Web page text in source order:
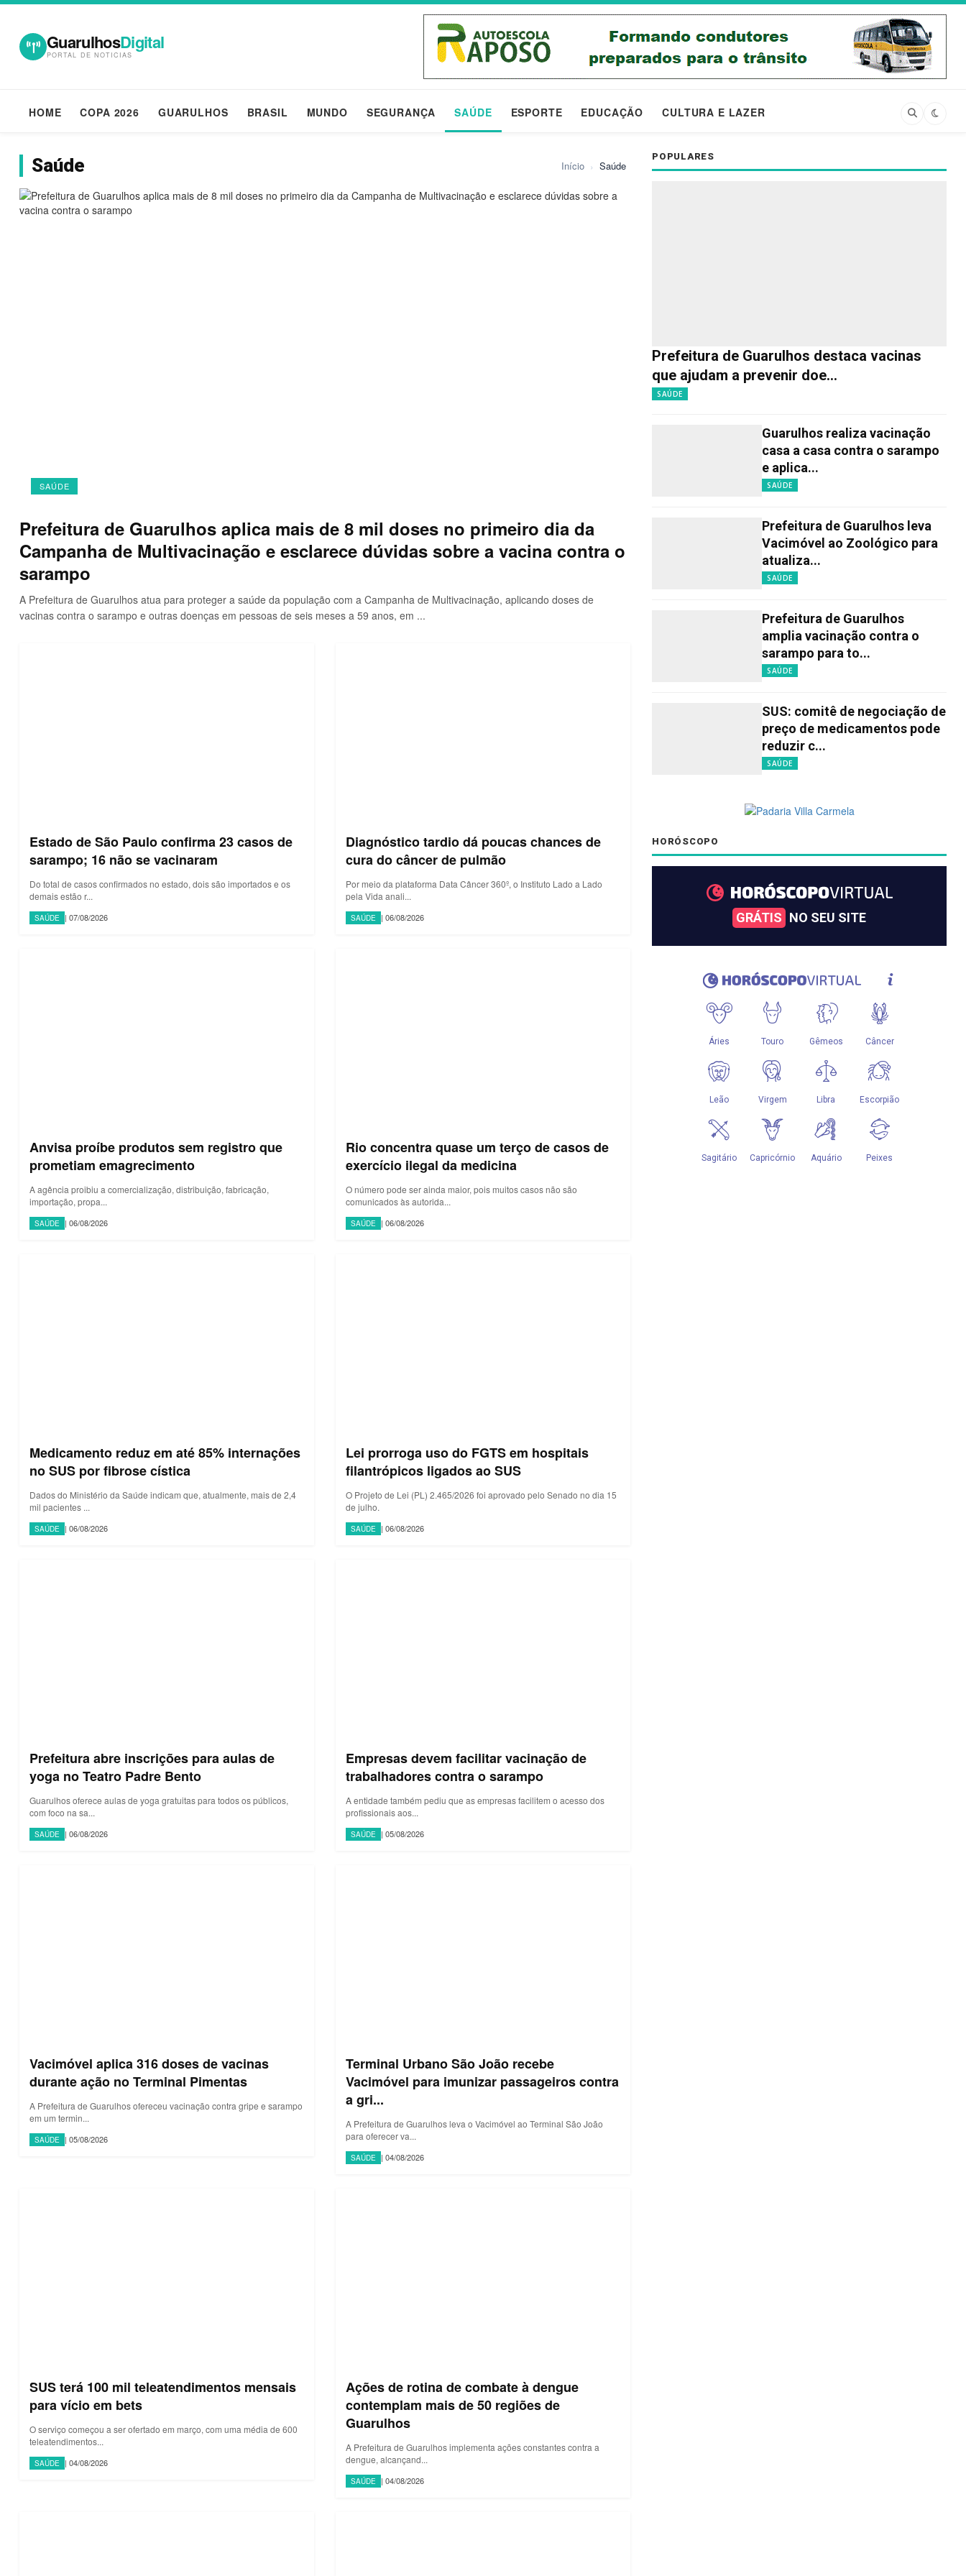
GuarulhosDigital
PORTAL DE NOTICIAS
HOME COPA 2026 GUARULHOS BRASIL MUNDO SEGURANÇA SAÚDE ESPORTE EDUCAÇÃO CULTURA E LAZER
Saúde Início › Saúde
SAÚDE
Prefeitura de Guarulhos aplica mais de 8 mil doses no primeiro dia da
Campanha de Multivacinação e esclarece dúvidas sobre a vacina contra o
sarampo
A Prefeitura de Guarulhos atua para proteger a saúde da população com a Campanha de Multivacinação, aplicando doses de
vacinas contra o sarampo e outras doenças em pessoas de seis meses a 59 anos, em ...
Estado de São Paulo confirma 23 casos de
sarampo; 16 não se vacinaram
Do total de casos confirmados no estado, dois são importados e os
demais estão r...
SAÚDE | 07/08/2026
Diagnóstico tardio dá poucas chances de
cura do câncer de pulmão
Por meio da plataforma Data Câncer 360º, o Instituto Lado a Lado
pela Vida anali...
SAÚDE | 06/08/2026
Anvisa proíbe produtos sem registro que
prometiam emagrecimento
A agência proibiu a comercialização, distribuição, fabricação,
importação, propa...
SAÚDE | 06/08/2026
Rio concentra quase um terço de casos de
exercício ilegal da medicina
O número pode ser ainda maior, pois muitos casos não são
comunicados às autorida...
SAÚDE | 06/08/2026
Medicamento reduz em até 85% internações
no SUS por fibrose cística
Dados do Ministério da Saúde indicam que, atualmente, mais de 2,4
mil pacientes ...
SAÚDE | 06/08/2026
Lei prorroga uso do FGTS em hospitais
filantrópicos ligados ao SUS
O Projeto de Lei (PL) 2.465/2026 foi aprovado pelo Senado no dia 15
de julho.
SAÚDE | 06/08/2026
Prefeitura abre inscrições para aulas de
yoga no Teatro Padre Bento
Guarulhos oferece aulas de yoga gratuitas para todos os públicos,
com foco na sa...
SAÚDE | 06/08/2026
Empresas devem facilitar vacinação de
trabalhadores contra o sarampo
A entidade também pediu que as empresas facilitem o acesso dos
profissionais aos...
SAÚDE | 05/08/2026
Vacimóvel aplica 316 doses de vacinas
durante ação no Terminal Pimentas
A Prefeitura de Guarulhos ofereceu vacinação contra gripe e sarampo
em um termin...
SAÚDE | 05/08/2026
Terminal Urbano São João recebe
Vacimóvel para imunizar passageiros contra
a gri...
A Prefeitura de Guarulhos leva o Vacimóvel ao Terminal São João
para oferecer va...
SAÚDE | 04/08/2026
SUS terá 100 mil teleatendimentos mensais
para vício em bets
O serviço começou a ser ofertado em março, com uma média de 600
teleatendimentos...
SAÚDE | 04/08/2026
Ações de rotina de combate à dengue
contemplam mais de 50 regiões de
Guarulhos
A Prefeitura de Guarulhos implementa ações constantes contra a
dengue, alcançand...
SAÚDE | 04/08/2026
POPULARES
Prefeitura de Guarulhos destaca vacinas
que ajudam a prevenir doe...
SAÚDE
Guarulhos realiza vacinação
casa a casa contra o sarampo
e aplica...
SAÚDE
Prefeitura de Guarulhos leva
Vacimóvel ao Zoológico para
atualiza...
SAÚDE
Prefeitura de Guarulhos
amplia vacinação contra o
sarampo para to...
SAÚDE
SUS: comitê de negociação de
preço de medicamentos pode
reduzir c...
SAÚDE
HORÓSCOPO